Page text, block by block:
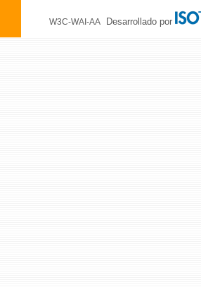
W3C-WAI-AA Desarrollado por